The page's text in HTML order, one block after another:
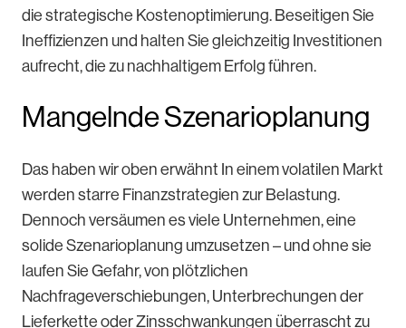
die strategische Kostenoptimierung. Beseitigen Sie
Ineffizienzen und halten Sie gleichzeitig Investitionen
aufrecht, die zu nachhaltigem Erfolg führen.
Mangelnde Szenarioplanung
Das haben wir oben erwähnt In einem volatilen Markt
werden starre Finanzstrategien zur Belastung.
Dennoch versäumen es viele Unternehmen, eine
solide Szenarioplanung umzusetzen – und ohne sie
laufen Sie Gefahr, von plötzlichen
Nachfrageverschiebungen, Unterbrechungen der
Lieferkette oder Zinsschwankungen überrascht zu